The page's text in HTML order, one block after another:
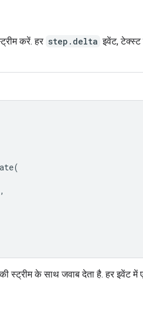
करें. हर step.delta इवेंट, टेक्स्ट
(
,
स्ट्रीम के साथ जवाब देता है. हर इवेंट